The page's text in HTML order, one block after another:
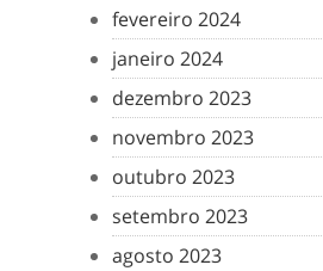
fevereiro 2024
janeiro 2024
dezembro 2023
novembro 2023
outubro 2023
setembro 2023
agosto 2023